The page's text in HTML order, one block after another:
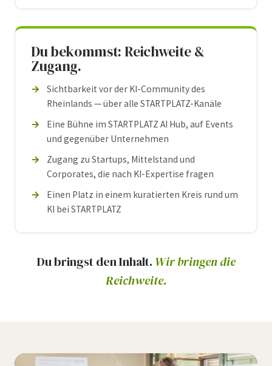
Du bekommst: Reichweite &
Zugang.
Sichtbarkeit vor der KI-Community des
Rheinlands — über alle STARTPLATZ-Kanäle
Eine Bühne im STARTPLATZ AI Hub, auf Events
und gegenüber Unternehmen
Zugang zu Startups, Mittelstand und
Corporates, die nach KI-Expertise fragen
Einen Platz in einem kuratierten Kreis rund um
KI bei STARTPLATZ
Du bringst den Inhalt. Wir bringen die
Reichweite.